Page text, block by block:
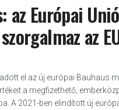
az Európai
az
el az új európai Bauhaus
a megfizethető,
A 2021-ben elindított új